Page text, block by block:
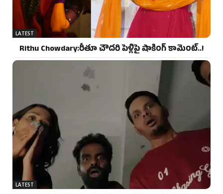
LATEST
Rithu Chowdary:రీతూ చౌదరి పెళ్లిపై షాకింగ్ కామెంట్..!
LATEST